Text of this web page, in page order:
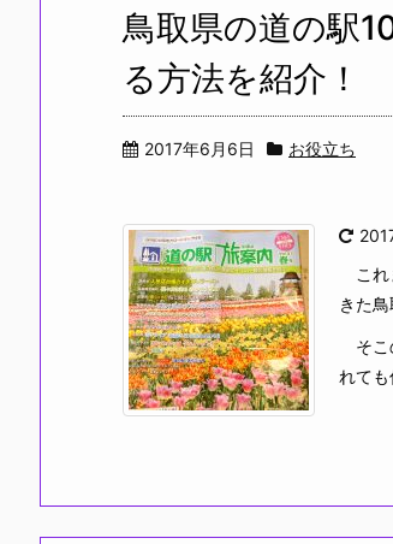
鳥取県の道の駅
る方法を紹介！
2017年6月6日 お役立ち
これ
きた
そこ
れて